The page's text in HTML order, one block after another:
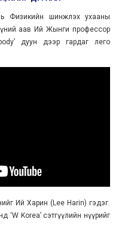
Физикийн шинжлэх ухааны
аав Ий Жынги профессор
дуун дээр гардаг лего
Ий Харин (Lee Harin) гэдэг.
Korea’ сэтгүүлийн нүүрийг